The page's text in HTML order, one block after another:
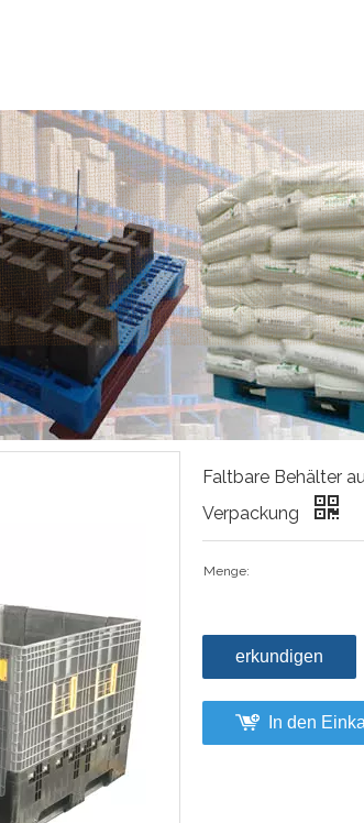
Faltbare Behälter
Verpackung
Menge:
erkundigen
In den